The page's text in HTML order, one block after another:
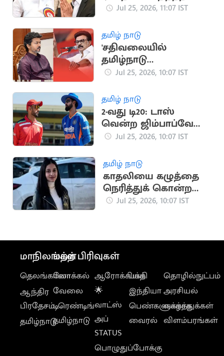
முதல்வர் விஜய்
Jul 25, 2026, 11:07 IST
தமிழ் நாடு
'சதிவலையில்
தமிழ்நாடு
முதலமைச்சர் சிக்கக்
மு.க.ஸ்டாலின்
எச்சரிக்கை
Jul 25, 2026, 10:07 IST
தமிழ் நாடு
2-வது டி20: டாஸ்
வென்ற ஜிம்பாப்வே
அணி பந்துவீச்சு
Jul 25, 2026, 10:07 IST
தமிழ் நாடு
காதலியை கழுத்தை
நெரித்துக் கொன்ற
காதலன்
Jul 25, 2026, 10:07 IST
மாநிலங்கள்
தெலங்கானா
ஆந்திர
பிரதேசம்
தமிழ்நாடு
மற்ற பிரிவுகள்
லோக்கல்
வேலை
டிரெண்டிங்
தமிழ்நாடு
ஆரோக்கியம்
🌟
வாட்ஸ்
அப்
STATUS
பொழுதுப்போக்கு
பக்தி
இந்தியா
பெண்களுக்காக
வைரல்
தொழில்நுட்பம்
அரசியல்
வாழ்த்துக்கள்
விளம்பரங்கள்